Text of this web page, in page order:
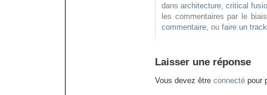
dans architecture critical
les commentaires par le
commentaire , ou faire un
Laisser une réponse
Vous devez être connecté pour